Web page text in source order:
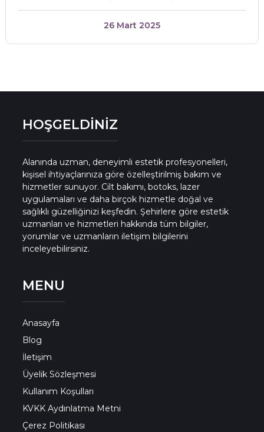
26 Mart 2025
HOŞGELDİNİZ
Alanında uzman, deneyimli estetik profesyonelleri,
kişisel ihtiyaçlarınıza göre özelleştirilmiş bakım ve
hizmetler sunuyor. Cilt bakımı, botoks, lazer
uygulamaları ve daha birçok hizmetle doğal ve
sağlıklı güzelliğinizi keşfedin. Şehirlere göre estetik
uzmanları ve hizmetleri hakkında tüm bilgiler,
yorumlar ve uzmanların iletişim bilgilerini
inceleyebilirsiniz.
MENU
Anasayfa
Blog
İletişim
Üyelik Sözleşmesi
Kullanım Koşulları
KVKK Aydınlatma Metni
Çerez Politikası